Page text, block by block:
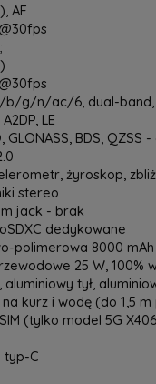
AF
b/g/n/ac/6, dual-band,
LE
GLONASS, BDS,
żyroskop,
stereo
jack - brak
dedykowane
polimerowa 8000 mAh
25 W, 100%
tył,
kurz i wodę (do 1,5
(tylko model 5G
typ-C